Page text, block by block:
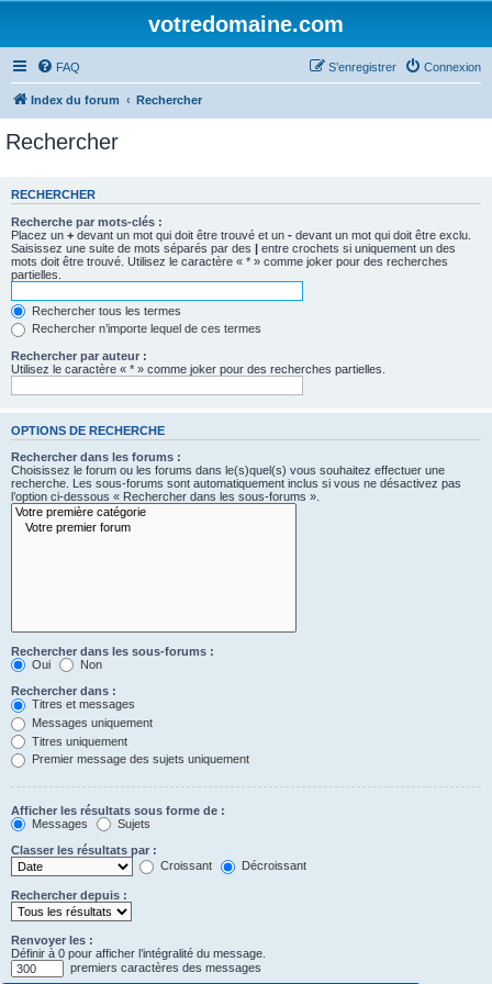
votredomaine.com
FAQ Connexion
S’enregistrer
Index du forum Rechercher
Rechercher
RECHERCHER
Recherche par mots-clés :
Placez un + devant un mot qui doit être trouvé et un - devant un mot qui doit être exclu.
Saisissez une suite de mots séparés par des | entre crochets si uniquement un des
mots doit être trouvé. Utilisez le caractère « * » comme joker pour des recherches
partielles.
Rechercher tous les termes
Rechercher n’importe lequel de ces termes
Rechercher par auteur :
Utilisez le caractère « * » comme joker pour des recherches partielles.
OPTIONS DE RECHERCHE
Rechercher dans les forums :
Choisissez le forum ou les forums dans le(s)quel(s) vous souhaitez effectuer une
recherche. Les sous-forums sont automatiquement inclus si vous ne désactivez pas
l’option ci-dessous « Rechercher dans les sous-forums ».
Rechercher dans les sous-forums :
Oui
Non
Rechercher dans :
Titres et messages
Messages uniquement
Titres uniquement
Premier message des sujets uniquement
Afficher les résultats sous forme de :
Messages
Sujets
Classer les résultats par :
Croissant
Décroissant
Rechercher depuis :
Renvoyer les :
Définir à 0 pour afficher l’intégralité du message.
premiers caractères des messages